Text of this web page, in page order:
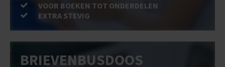
VOOR BOEKEN TOT ONDERDELEN
EXTRA STEVIG
BRIEVENBUSDOOS